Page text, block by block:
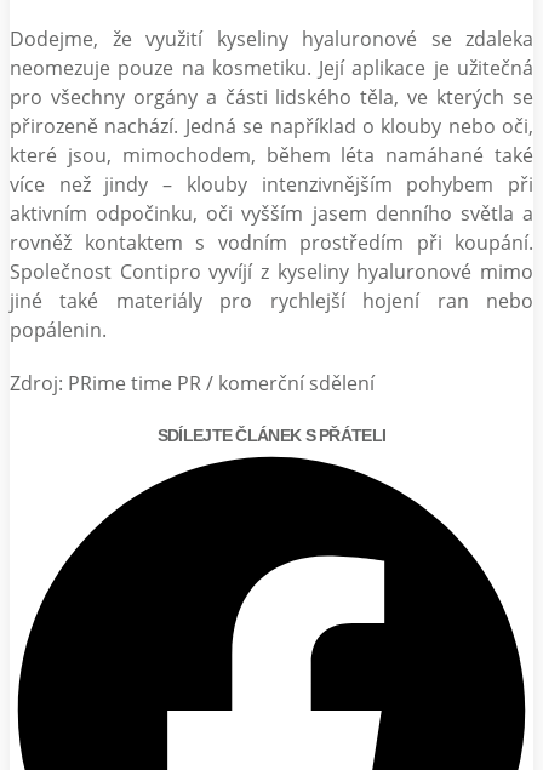
Dodejme, že využití kyseliny hyaluronové se zdaleka
neomezuje pouze na kosmetiku. Její aplikace je užitečná
pro všechny orgány a části lidského těla, ve kterých se
přirozeně nachází. Jedná se například o klouby nebo oči,
které jsou, mimochodem, během léta namáhané také
více než jindy – klouby intenzivnějším pohybem při
aktivním odpočinku, oči vyšším jasem denního světla a
rovněž kontaktem s vodním prostředím při koupání.
Společnost Contipro vyvíjí z kyseliny hyaluronové mimo
jiné také materiály pro rychlejší hojení ran nebo
popálenin.
Zdroj: PRime time PR / komerční sdělení
SDÍLEJTE ČLÁNEK S PŘÁTELI